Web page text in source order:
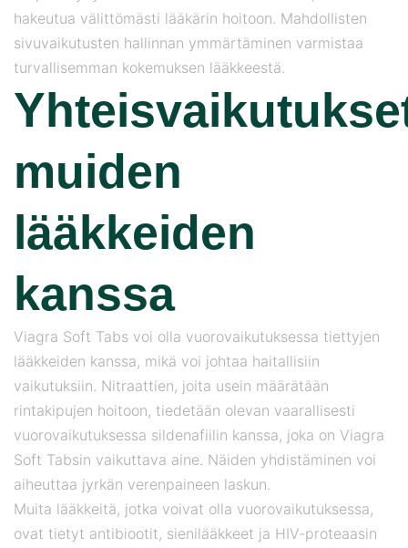
hakeutua välittömästi lääkärin hoitoon. Mahdollisten
sivuvaikutusten hallinnan ymmärtäminen varmistaa
turvallisemman kokemuksen lääkkeestä.
muiden
lääkkeiden
kanssa
Viagra Soft Tabs voi olla vuorovaikutuksessa tiettyjen
lääkkeiden kanssa, mikä voi johtaa haitallisiin
vaikutuksiin. Nitraattien, joita usein määrätään
rintakipujen hoitoon, tiedetään olevan vaarallisesti
vuorovaikutuksessa sildenafiilin kanssa, joka on Viagra
Soft Tabsin vaikuttava aine. Näiden yhdistäminen voi
aiheuttaa jyrkän verenpaineen laskun.
Muita lääkkeitä, jotka voivat olla vuorovaikutuksessa,
ovat tietyt antibiootit, sienilääkkeet ja HIV-proteaasin